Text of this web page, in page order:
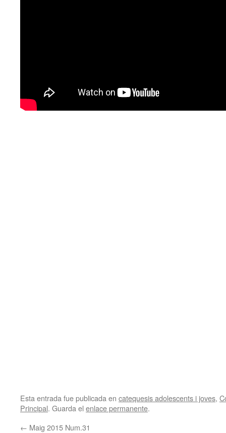
Esta entrada fue publicada en catequesis adolescents i joves,
Principal. Guarda el enlace permanente.
← Maig 2015 Num.31